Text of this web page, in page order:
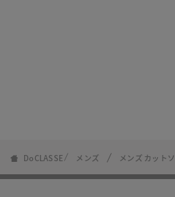
DoCLASSE メンズ メンズ カット